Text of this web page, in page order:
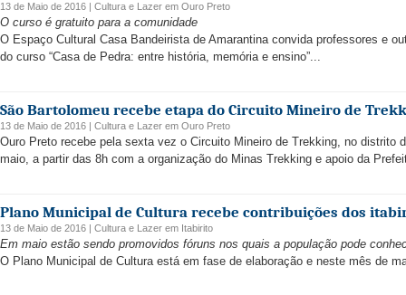
13 de Maio de 2016 | Cultura e Lazer em Ouro Preto
O curso é gratuito para a comunidade
O Espaço Cultural Casa Bandeirista de Amarantina convida professores e
do curso “Casa de Pedra: entre história, memória e ensino”...
São Bartolomeu recebe etapa do Circuito Mineiro de
13 de Maio de 2016 | Cultura e Lazer em Ouro Preto
Ouro Preto recebe pela sexta vez o Circuito Mineiro de Trekking, no distrito
maio, a partir das 8h com a organização do Minas Trekking e apoio da
Plano Municipal de Cultura recebe contribuições dos
13 de Maio de 2016 | Cultura e Lazer em Itabirito
Em maio estão sendo promovidos fóruns nos quais a população pode
O Plano Municipal de Cultura está em fase de elaboração e neste mês de